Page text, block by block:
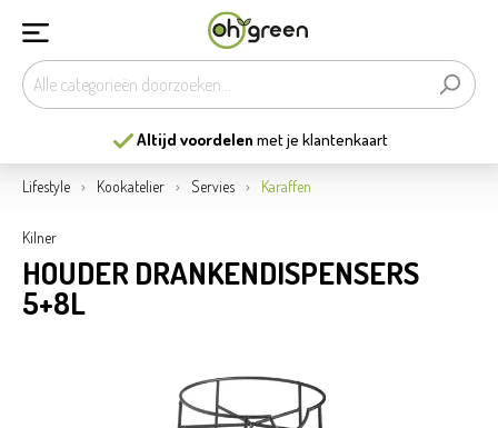
Altijd voordelen met je klantenkaart
Lifestyle Kookatelier Servies Karaffen
Kilner
HOUDER DRANKENDISPENSERS
5+8L